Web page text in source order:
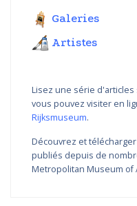
Galeries
Artistes
Lisez une série
vous pouvez visiter en
Rijksmuseum.
Découvrez et
publiés depuis de
Metropolitan Museum of